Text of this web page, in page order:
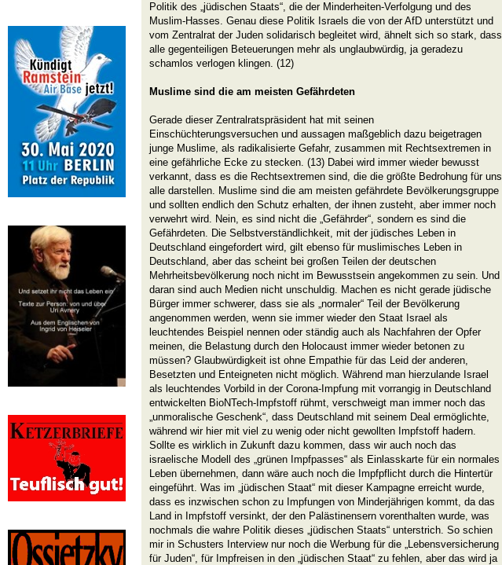
Politik des „jüdischen Staats“, die der Minderheiten-Verfolgung und des
Muslim-Hasses. Genau diese Politik Israels die von der AfD unterstützt und
vom Zentralrat der Juden solidarisch begleitet wird, ähnelt sich so stark, dass
alle gegenteiligen Beteuerungen mehr als unglaubwürdig, ja geradezu
schamlos verlogen klingen. (12)
Muslime sind die am meisten Gefährdeten
Gerade dieser Zentralratspräsident hat mit seinen
Einschüchterungsversuchen und aussagen maßgeblich dazu beigetragen
junge Muslime, als radikalisierte Gefahr, zusammen mit Rechtsextremen in
eine gefährliche Ecke zu stecken. (13) Dabei wird immer wieder bewusst
verkannt, dass es die Rechtsextremen sind, die die größte Bedrohung für uns
alle darstellen. Muslime sind die am meisten gefährdete Bevölkerungsgruppe
und sollten endlich den Schutz erhalten, der ihnen zusteht, aber immer noch
verwehrt wird. Nein, es sind nicht die „Gefährder“, sondern es sind die
Gefährdeten. Die Selbstverständlichkeit, mit der jüdisches Leben in
Deutschland eingefordert wird, gilt ebenso für muslimisches Leben in
Deutschland, aber das scheint bei großen Teilen der deutschen
Mehrheitsbevölkerung noch nicht im Bewusstsein angekommen zu sein. Und
daran sind auch Medien nicht unschuldig. Machen es nicht gerade jüdische
Bürger immer schwerer, dass sie als „normaler“ Teil der Bevölkerung
angenommen werden, wenn sie immer wieder den Staat Israel als
leuchtendes Beispiel nennen oder ständig auch als Nachfahren der Opfer
meinen, die Belastung durch den Holocaust immer wieder betonen zu
müssen? Glaubwürdigkeit ist ohne Empathie für das Leid der anderen,
Besetzten und Enteigneten nicht möglich. Während man hierzulande Israel
als leuchtendes Vorbild in der Corona-Impfung mit vorrangig in Deutschland
entwickelten BioNTech-Impfstoff rühmt, verschweigt man immer noch das
„unmoralische Geschenk“, dass Deutschland mit seinem Deal ermöglichte,
während wir hier mit viel zu wenig oder nicht gewollten Impfstoff hadern.
Sollte es wirklich in Zukunft dazu kommen, dass wir auch noch das
israelische Modell des „grünen Impfpasses“ als Einlasskarte für ein normales
Leben übernehmen, dann wäre auch noch die Impfpflicht durch die Hintertür
eingeführt. Was im „jüdischen Staat“ mit dieser Kampagne erreicht wurde,
dass es inzwischen schon zu Impfungen von Minderjährigen kommt, da das
Land in Impfstoff versinkt, der den Palästinensern vorenthalten wurde, was
nochmals die wahre Politik dieses „jüdischen Staats“ unterstrich. So schien
mir in Schusters Interview nur noch die Werbung für die „Lebensversicherung
für Juden“, für Impfreisen in den „jüdischen Staat“ zu fehlen, aber das wird ja